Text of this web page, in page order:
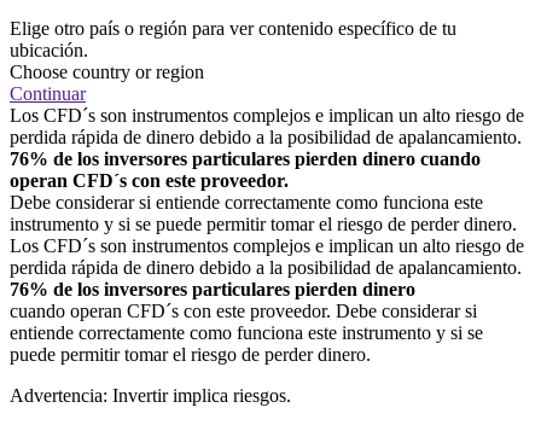
Elige otro país o región para ver contenido específico de tu
ubicación.
Choose country or region
Continuar
Los CFD´s son instrumentos complejos e implican un alto riesgo de
perdida rápida de dinero debido a la posibilidad de apalancamiento.
76% de los inversores particulares pierden dinero cuando
operan CFD´s con este proveedor.
Debe considerar si entiende correctamente como funciona este
instrumento y si se puede permitir tomar el riesgo de perder dinero.
Los CFD´s son instrumentos complejos e implican un alto riesgo de
perdida rápida de dinero debido a la posibilidad de apalancamiento.
76% de los inversores particulares pierden dinero
cuando operan CFD´s con este proveedor. Debe considerar si
entiende correctamente como funciona este instrumento y si se
puede permitir tomar el riesgo de perder dinero.
Advertencia: Invertir implica riesgos.